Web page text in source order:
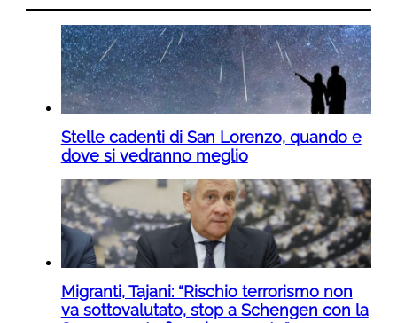
Stelle cadenti di San Lorenzo, quando e
dove si vedranno meglio
Migranti, Tajani: “Rischio terrorismo non
va sottovalutato, stop a Schengen con la